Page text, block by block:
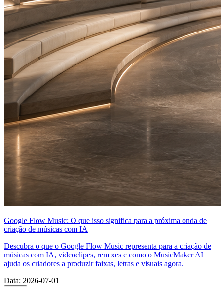
Google Flow Music: O que isso significa para a próxima onda de
criação de músicas com IA
Descubra o que o Google Flow Music representa para a criação de
músicas com IA, videoclipes, remixes e como o MusicMaker AI
ajuda os criadores a produzir faixas, letras e visuais agora.
Data: 2026-07-01